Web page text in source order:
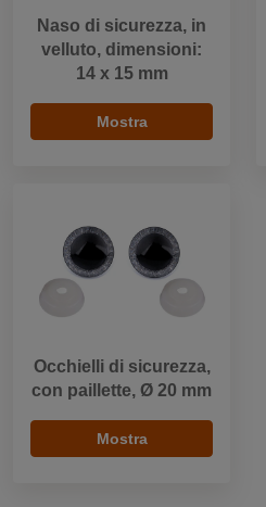
Naso di sicurezza, in
velluto, dimensioni:
14 x 15 mm
Mostra
Occhielli di sicurezza,
con paillette, Ø 20 mm
Mostra